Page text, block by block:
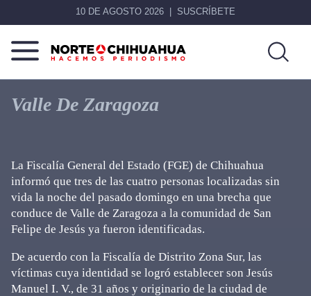
10 DE AGOSTO 2026 SUSCRÍBETE
Norte
De
Chihuahua
Más
que
noticias,
Valle De Zaragoza
La Fiscalía General del Estado (FGE) de Chihuahua
informó que tres de las cuatro personas localizadas sin
vida la noche del pasado domingo en una brecha que
conduce de Valle de Zaragoza a la comunidad de San
Felipe de Jesús ya fueron identificadas.
De acuerdo con la Fiscalía de Distrito Zona Sur, las
víctimas cuya identidad se logró establecer son Jesús
Manuel I. V., de 31 años y originario de la ciudad de